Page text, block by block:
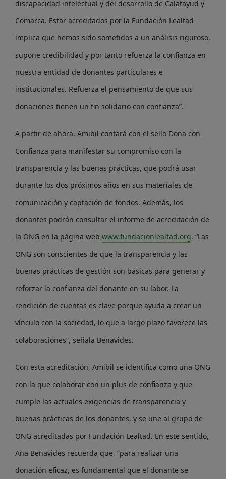
discapacidad intelectual y del desarrollo de Calatayud y
Comarca. Estar acreditados por la Fundación Lealtad
implica que hemos sido sometidos a un análisis riguroso,
supone credibilidad y por tanto refuerza la confianza en
nuestra entidad de donantes particulares e
institucionales. Refuerza el pensamiento de que sus
donaciones tienen un fin solidario con confianza”.
A partir de ahora, Amibil contará con el sello Dona con
Confianza para manifestar su compromiso con la
transparencia y las buenas prácticas, que podrá usar
durante los dos próximos años en sus materiales de
comunicación y captación de fondos. Además, los
donantes podrán consultar el informe de acreditación de
la ONG en la página web www.fundacionlealtad.org. “Las
ONG son conscientes de que la transparencia y las
buenas prácticas de gestión son básicas para generar y
reforzar la confianza del donante en su labor. La
rendición de cuentas es clave porque ayuda a crear un
vínculo con la sociedad, lo que a largo plazo favorece las
colaboraciones”, señala Benavides.
Con esta acreditación, Amibil se identifica como una ONG
con la que colaborar con un plus de confianza y que
cumple las actuales exigencias de transparencia y
buenas prácticas de los donantes, y se une al grupo de
ONG acreditadas por Fundación Lealtad. En este sentido,
Ana Benavides recuerda que, “para realizar una
donación eficaz, es fundamental que el donante se